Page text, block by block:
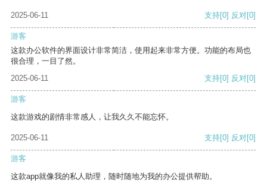
2025-06-11 支持[0] 反对[0]
游客
这款办公软件的界面设计非常简洁，使用起来非常方便。功能的布局也
很合理，一目了然。
2025-06-11
支持[0] 反对[0]
游客
这款游戏的剧情非常感人，让我久久不能忘怀。
2025-06-11 支持[0] 反对[0]
游客
这款app就像我的私人助理，随时随地为我的办公提供帮助。